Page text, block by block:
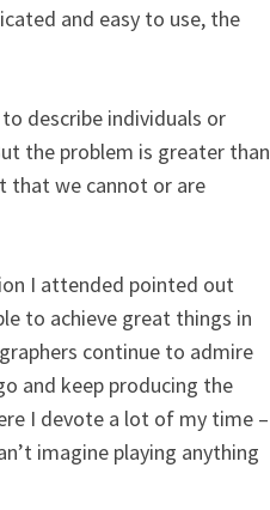
and easy to use, the
describe individuals or
the problem is greater than
that we cannot or are
I attended pointed out
to achieve great things in
continue to admire
and keep producing the
I devote a lot of my time –
imagine playing anything